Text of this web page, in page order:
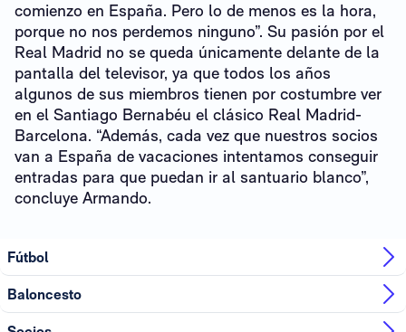
comienzo en España. Pero lo de menos es la hora,
porque no nos perdemos ninguno”. Su pasión por el
Real Madrid no se queda únicamente delante de la
pantalla del televisor, ya que todos los años
algunos de sus miembros tienen por costumbre ver
en el Santiago Bernabéu el clásico Real Madrid-
Barcelona. “Además, cada vez que nuestros socios
van a España de vacaciones intentamos conseguir
entradas para que puedan ir al santuario blanco”,
concluye Armando.
Fútbol
Baloncesto